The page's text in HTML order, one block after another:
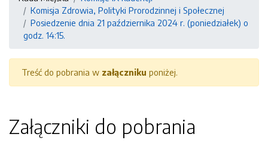
Komisja Zdrowia, Polityki Prorodzinnej i Społecznej
Posiedzenie dnia 21 października 2024 r. (poniedziałek) o
godz. 14:15.
Treść do pobrania w załączniku poniżej.
Załączniki do pobrania